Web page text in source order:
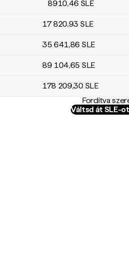
8910,46 SLE
17 820,93 SLE
35 641,86 SLE
89 104,65 SLE
178 209,30 SLE
Fordítva
Váltsd át SLE-